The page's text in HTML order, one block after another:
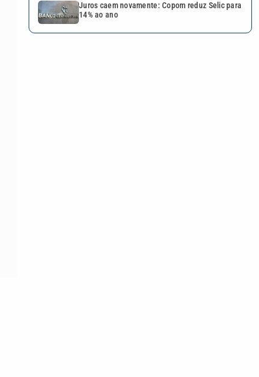
Juros caem novamente: Copom reduz Selic para
14% ao ano